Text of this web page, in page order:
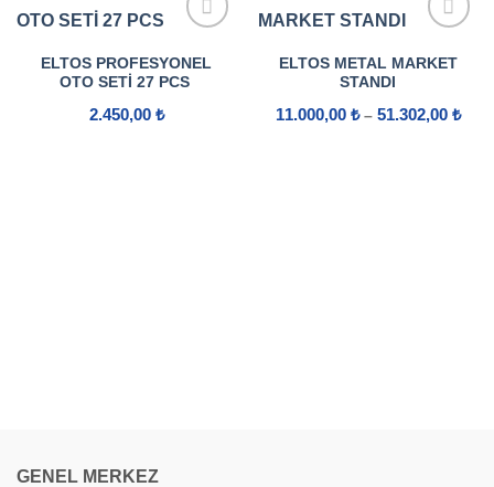
ELTOS PROFESYONEL
OTO SETI 27 PCS
2.450,00 ₺
ELTOS METAL MARKET
STANDI
11.000,00 ₺ – 51.302,00 ₺
GENEL MERKEZ